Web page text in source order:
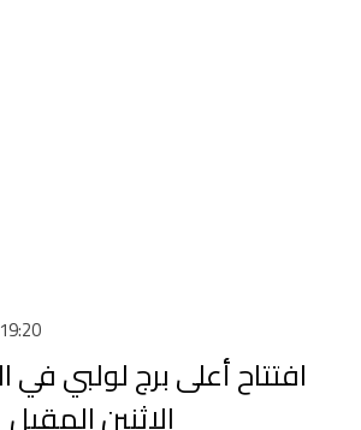
افتتاح أعلى برج لولبي في
الاثنين المقبل